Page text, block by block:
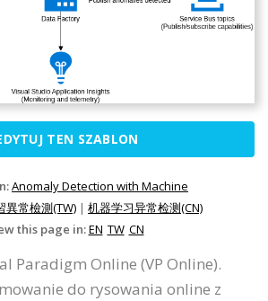
TEN SZABLON
Anomaly Detection with Machine
異常檢測(TW) | 机器学习异常检测(CN)
this page in:EN TW CN
Paradigm Online (VP Online).
do rysowania online z